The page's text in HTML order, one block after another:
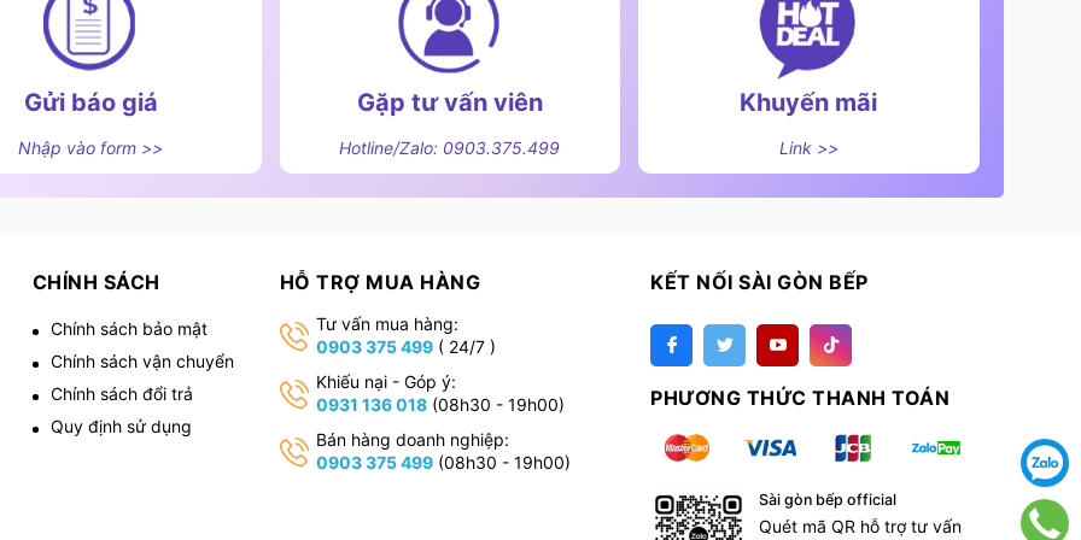
nhận diện nồi thông minh, chỉ hoạt động khi có
an toàn tối đa trong quá trình sử dụng.
công suất lên mức tối đa trong một thời gian
độ ổn định cho món ăn, luôn sẵn sàng phục vụ mà
vùng nấu linh hoạt, phù hợp với nồi lớn hoặc nấu
Gửi báo giá
Nhập vào form >>
Gặp tư vấn viên
Hotline/Zalo: 0903.375.499
Khuyến mãi
Link >>
CHÍNH SÁCH
Chính sách bảo mật
Chính sách vận chuyển
Chính sách đổi trả
Quy định sử dụng
HỖ TRỢ MUA HÀNG
Tư vấn mua hàng:
0903 375 499( 24/7 )
Khiếu nại - Góp ý:
0931 136 018(08h30 - 19h00)
Bán hàng doanh nghiệp:
0903 375 499(08h30 - 19h00)
KẾT NỐI SÀI GÒN BẾP
PHƯƠNG THỨC THANH TOÁN
Sài gòn bếp official
Quét mã QR hỗ trợ tư vấn